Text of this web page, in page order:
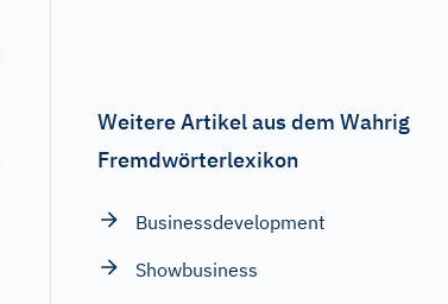
Weitere Artikel aus dem Wahrig
Fremdwörterlexikon
Businessdevelopment
Showbusiness